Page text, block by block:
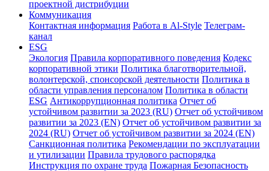
проектной дистрибуции
Коммуникация
Контактная информация Работа в Al-Style Телеграм-
канал
ESG
Экология Правила корпоративного поведения Кодекс
корпоративной этики Политика благотворительной,
волонтерской, спонсорской деятельности Политика в
области управления персоналом Политика в области
ESG Антикоррупционная политика Отчет об
устойчивом развитии за 2023 (RU) Отчет об устойчивом
развитии за 2023 (EN) Отчет об устойчивом развитии за
2024 (RU) Отчет об устойчивом развитии за 2024 (EN)
Санкционная политика Рекомендации по эксплуатации
и утилизации Правила трудового распорядка
Инструкция по охране труда Пожарная Безопасность